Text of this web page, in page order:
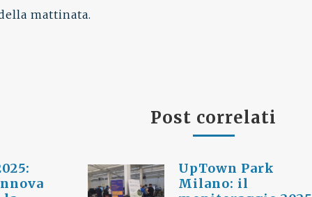
mattinata.
Post correlati
UpTown Park
Milano: il